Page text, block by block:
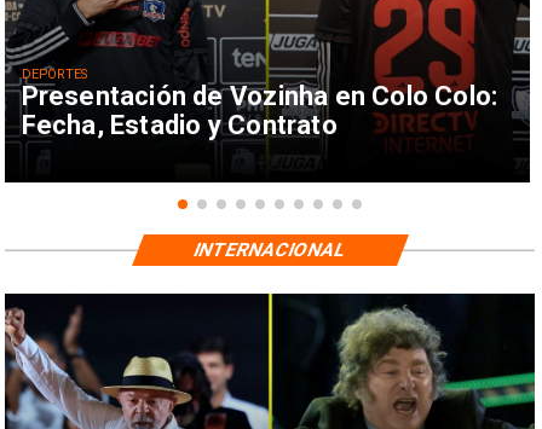
Presentación de Vozinha en Colo Colo:
Fecha, Estadio y Contrato
DEPORTES
INTERNACIONAL